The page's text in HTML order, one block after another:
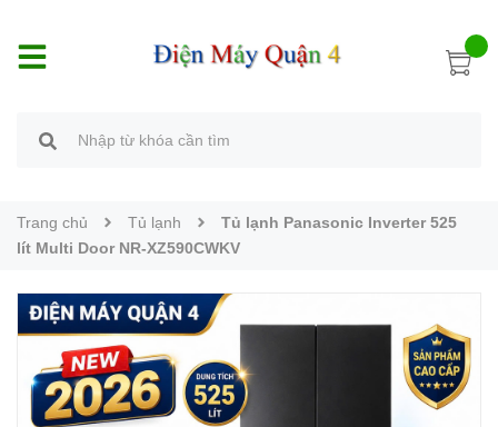
Trang chủ Tủ lạnh
Tủ lạnh Panasonic Inverter 525
lít Multi Door NR-XZ590CWKV